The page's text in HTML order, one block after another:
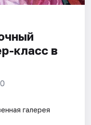
класс в
галерея